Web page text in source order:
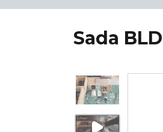
Sada